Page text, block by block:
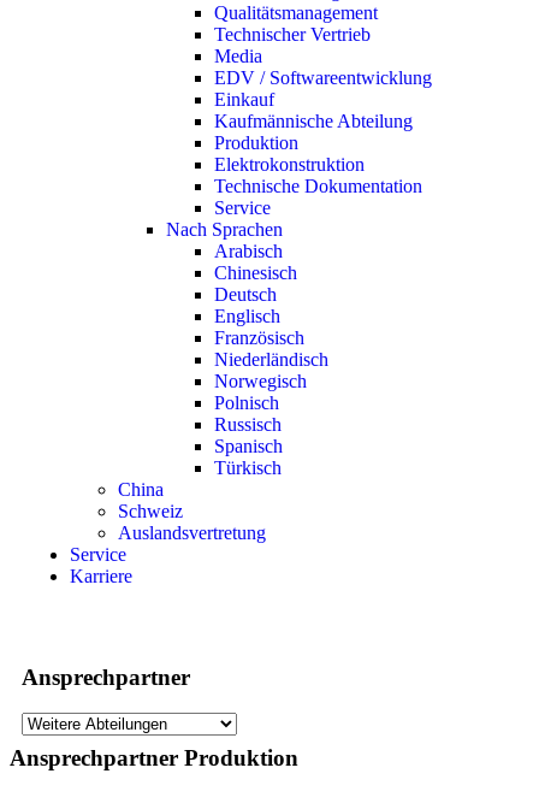
Qualitätsmanagement
Technischer Vertrieb
Media
EDV / Softwareentwicklung
Einkauf
Kaufmännische Abteilung
Produktion
Elektrokonstruktion
Technische Dokumentation
Service
Nach Sprachen
Arabisch
Chinesisch
Deutsch
Englisch
Französisch
Niederländisch
Norwegisch
Polnisch
Russisch
Spanisch
Türkisch
China
Schweiz
Auslandsvertretung
Service
Karriere
Ansprechpartner
Ansprechpartner Produktion